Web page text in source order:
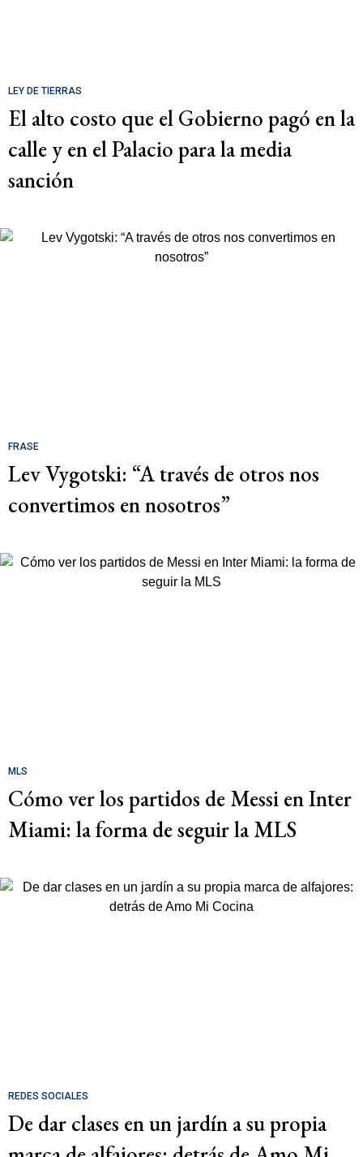
LEY DE TIERRAS
El alto costo que el Gobierno pagó en la
calle y en el Palacio para la media
sanción
FRASE
Lev Vygotski: “A través de otros nos
convertimos en nosotros”
MLS
Cómo ver los partidos de Messi en Inter
Miami: la forma de seguir la MLS
REDES SOCIALES
De dar clases en un jardín a su propia